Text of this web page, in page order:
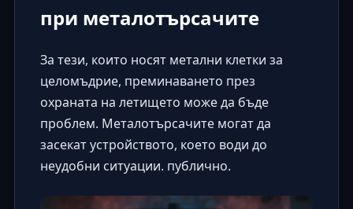
при металотърсачите
За тези, които носят метални клетки за
целомъдрие, преминаването през
охраната на летището може да бъде
проблем. Металотърсачите могат да
засекат устройството, което води до
неудобни ситуации. публично.